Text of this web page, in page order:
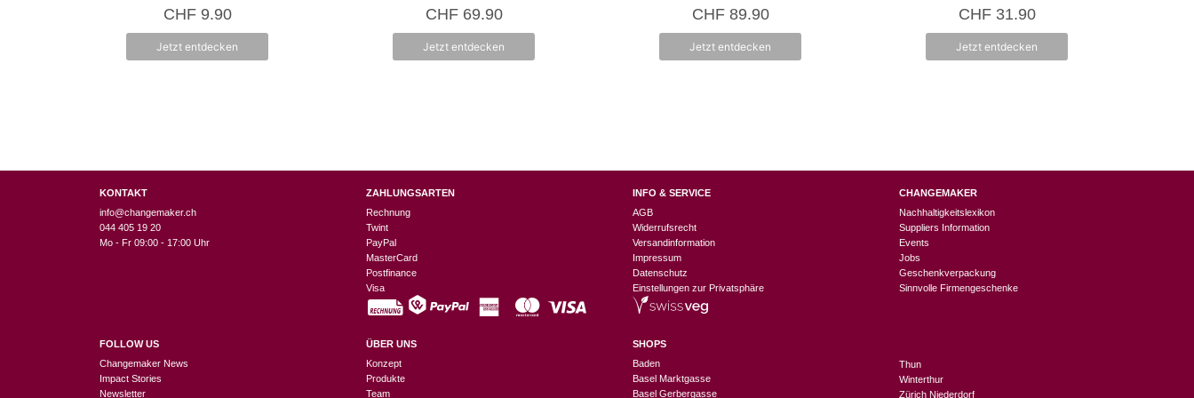
4.50
von 5
CHF9.90
Jetzt entdecken
5.00
von 5
CHF69.90
Jetzt entdecken
0
v
5
CHF89.90
Jetzt entdecken
5.00
von 5
CHF31.90
Jetzt entdecken
KONTAKT
info@changemaker.ch
044 405 19 20
Mo - Fr 09:00 - 17:00 Uhr
FOLLOW US
Changemaker News
Impact Stories
Newsletter
ZAHLUNGSARTEN
Rechnung
Twint
PayPal
MasterCard
Postfinance
Visa
ÜBER UNS
Konzept
Produkte
Team
INFO & SERVICE
AGB
Widerrufsrecht
Versandinformation
Impressum
Datenschutz
Einstellungen zur Privatsphäre
SHOPS
Baden
Basel Marktgasse
Basel Gerbergasse
CHANGEMAKER
Nachhaltigkeitslexikon
Suppliers Information
Events
Jobs
Geschenkverpackung
Sinnvolle Firmengeschenke
Thun
Winterthur
Zürich Niederdorf